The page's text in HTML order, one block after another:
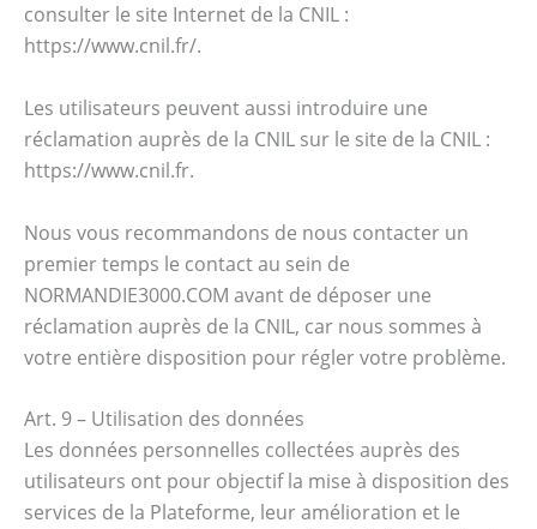
consulter le site Internet de la CNIL :
https://www.cnil.fr/.
Les utilisateurs peuvent aussi introduire une
réclamation auprès de la CNIL sur le site de la CNIL :
https://www.cnil.fr.
Nous vous recommandons de nous contacter un
premier temps le contact au sein de
NORMANDIE3000.COM avant de déposer une
réclamation auprès de la CNIL, car nous sommes à
votre entière disposition pour régler votre problème.
Art. 9 – Utilisation des données
Les données personnelles collectées auprès des
utilisateurs ont pour objectif la mise à disposition des
services de la Plateforme, leur amélioration et le